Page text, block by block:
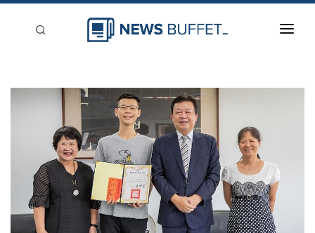
新聞稿分類
刊登